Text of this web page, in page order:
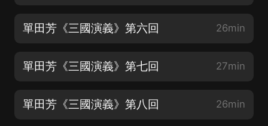
單田芳《三國演義》第六回 26min
單田芳《三國演義》第七回 27min
單田芳《三國演義》第八回 26min